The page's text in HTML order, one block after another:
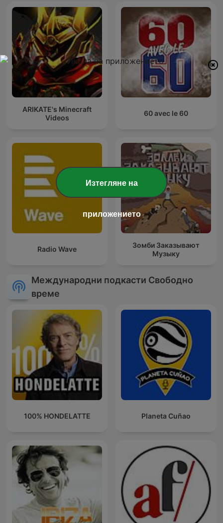
ARIKATE's Minecraft
Videos
60 avec le 60
Radio Wave
Зомби Заказывают
Музыку
Международни подкасти Свободно
време
100% HONDELATTE Planeta Cuñao
Изтегляне на
приложението